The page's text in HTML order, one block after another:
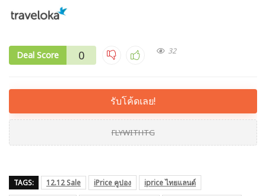
Deal Score 0 32
รับโค้ดเลย!
FLYWITHTG
TAGS: 12.12 Sale iPrice คูปอง
iprice ไทยแลนด์